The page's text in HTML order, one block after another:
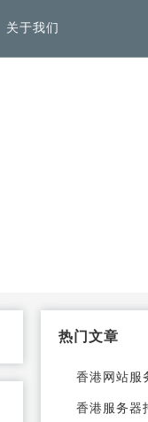
关于我们
热门文章
香港网站服
香港服务器